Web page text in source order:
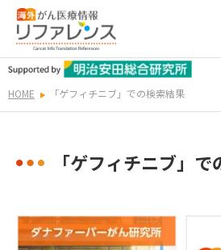
HOME 「ゲフィチニブ」での検索結果
「ゲフィチニブ」